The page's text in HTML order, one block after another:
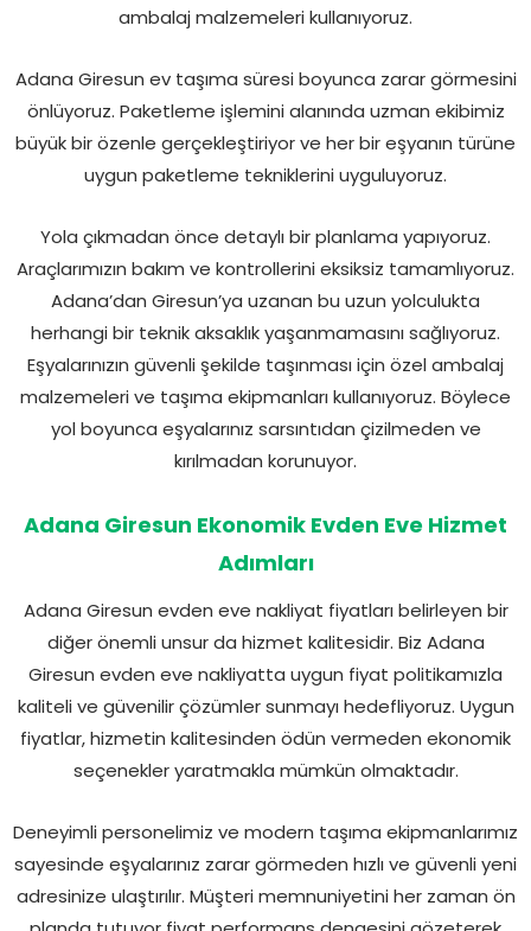
ambalaj malzemeleri kullanıyoruz.
Adana Giresun ev taşıma süresi boyunca zarar görmesini
önlüyoruz. Paketleme işlemini alanında uzman ekibimiz
büyük bir özenle gerçekleştiriyor ve her bir eşyanın türüne
uygun paketleme tekniklerini uyguluyoruz.
Yola çıkmadan önce detaylı bir planlama yapıyoruz.
Araçlarımızın bakım ve kontrollerini eksiksiz tamamlıyoruz.
Adana’dan Giresun’ya uzanan bu uzun yolculukta
herhangi bir teknik aksaklık yaşanmamasını sağlıyoruz.
Eşyalarınızın güvenli şekilde taşınması için özel ambalaj
malzemeleri ve taşıma ekipmanları kullanıyoruz. Böylece
yol boyunca eşyalarınız sarsıntıdan çizilmeden ve
kırılmadan korunuyor.
Adana Giresun Ekonomik Evden Eve Hizmet
Adımları
Adana Giresun evden eve nakliyat fiyatları belirleyen bir
diğer önemli unsur da hizmet kalitesidir. Biz Adana
Giresun evden eve nakliyatta uygun fiyat politikamızla
kaliteli ve güvenilir çözümler sunmayı hedefliyoruz. Uygun
fiyatlar, hizmetin kalitesinden ödün vermeden ekonomik
seçenekler yaratmakla mümkün olmaktadır.
Deneyimli personelimiz ve modern taşıma ekipmanlarımız
sayesinde eşyalarınız zarar görmeden hızlı ve güvenli yeni
adresinize ulaştırılır. Müşteri memnuniyetini her zaman ön